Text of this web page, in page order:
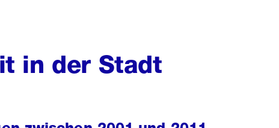
in der Stadt